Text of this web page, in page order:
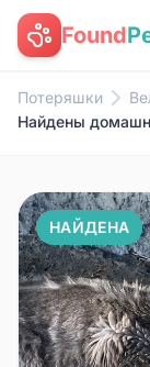
Found
Потеряшки
НАЙДЕНА